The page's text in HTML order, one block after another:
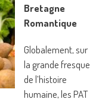
Bretagne
Romantique
Globalement, sur
la grande fresque
de l’histoire
humaine, les PAT